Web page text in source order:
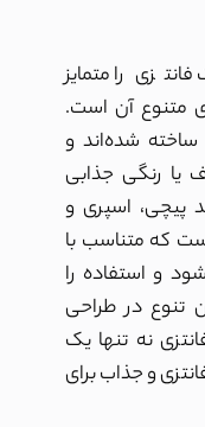
را متمایز
متنوع آن است.
ساخته شده‌اند و
یا رنگی جذابی
پیچی، اسپری و
که متناسب با
و استفاده را
تنوع در طراحی
نه تنها یک
و جذاب برای